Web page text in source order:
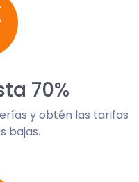
70%
y obtén las tarifas
bajas.